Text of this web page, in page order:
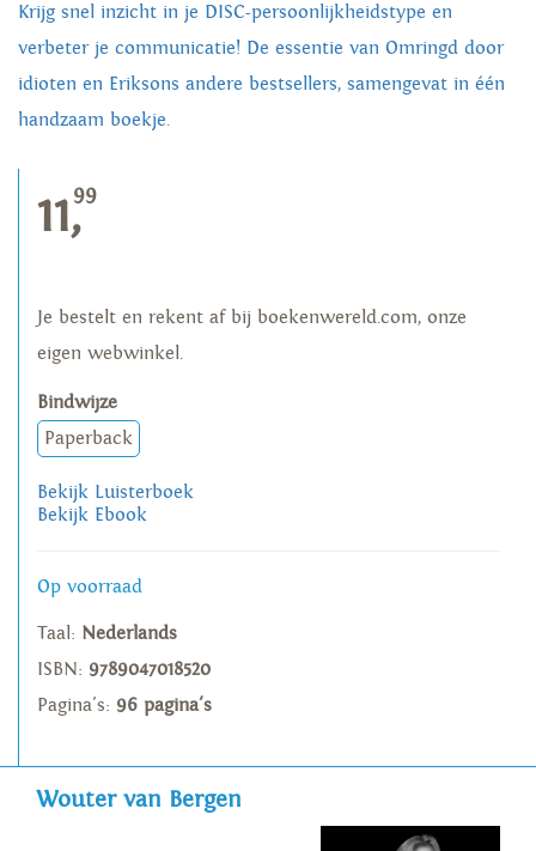
Krijg snel inzicht in je DISC-persoonlijkheidstype en
verbeter je communicatie! De essentie van Omringd door
idioten en Eriksons andere bestsellers, samengevat in één
handzaam boekje.
11,99
Je bestelt en rekent af bij boekenwereld.com, onze
eigen webwinkel.
Bindwijze
Paperback
Bekijk Luisterboek
Bekijk Ebook
Op voorraad
Taal: Nederlands
ISBN: 9789047018520
Pagina's: 96 pagina's
Wouter van Bergen